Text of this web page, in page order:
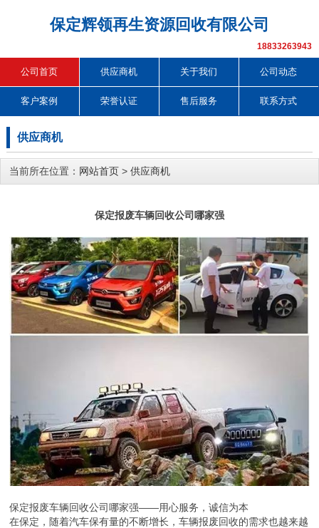
保定辉领再生资源回收有限公司
18833263943
公司首页 供应商机 关于我们 公司动态
客户案例 荣誉认证 售后服务 联系方式
供应商机
当前所在位置： 网站首页 > 供应商机
保定报废车辆回收公司哪家强
保定报废车辆回收公司哪家强——用心服务，诚信为本
在保定，随着汽车保有量的不断增长，车辆报废回收的需求也越来越